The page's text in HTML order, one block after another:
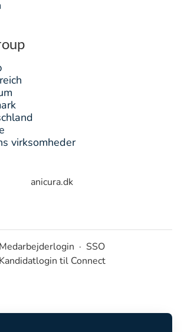
virksomheder
anicura.dk
Medarbejderlogin · SSO
Kandidatlogin til Connect